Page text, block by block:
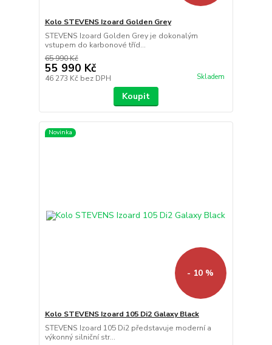
Kolo STEVENS Izoard Golden Grey
STEVENS Izoard Golden Grey je dokonalým
vstupem do karbonové tříd...
65 990 Kč
55 990 Kč
46 273 Kč bez DPH Skladem
Koupit
Novinka
- 10 %
Kolo STEVENS Izoard 105 Di2 Galaxy Black
STEVENS Izoard 105 Di2 představuje moderní a
výkonný silniční str...